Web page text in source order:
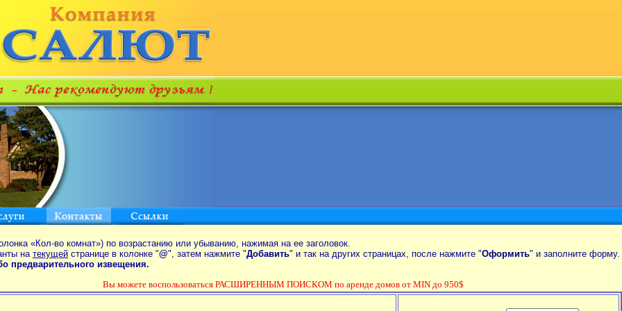
«Кол-во комнат») по возрастанию или убыванию, нажимая на ее заголовок.
на текущей странице в колонке "@", затем нажмите "Добавить" и так на других страницах, после нажмите "Оформить" и заполните форму.
предварительного извещения.
Вы можете воспользоваться РАСШИРЕННЫМ ПОИСКОМ по аренде домов от MIN до 950$